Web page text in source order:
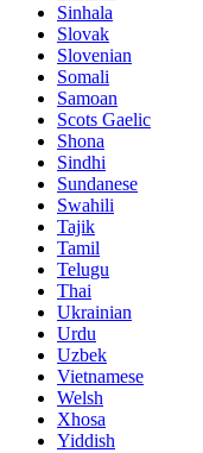
Sinhala
Slovak
Slovenian
Somali
Samoan
Scots Gaelic
Shona
Sindhi
Sundanese
Swahili
Tajik
Tamil
Telugu
Thai
Ukrainian
Urdu
Uzbek
Vietnamese
Welsh
Xhosa
Yiddish